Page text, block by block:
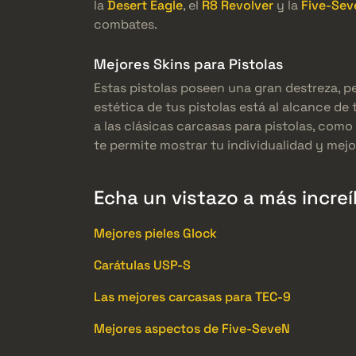
laDesert Eagle, el R8 Revolver y la Five-
combates.
Mejores Skins para Pistolas
Estas pistolas poseen una gran destreza,
estética de tus pistolas está al alcance
a las clásicas carcasas para pistolas, como
te permite mostrar tu individualidad y
Echa un vistazo a más
Mejores pieles Glock
Carátulas USP-S
Las mejores carcasas para TEC-9
Mejores aspectos de Five-SeveN